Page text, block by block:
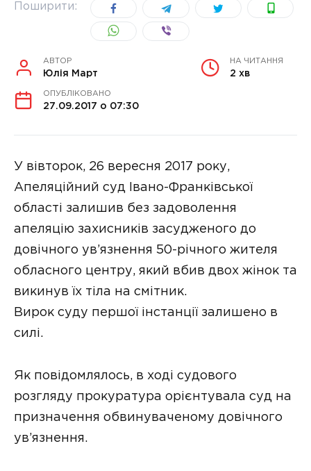
Поширити:
АВТОР
Юлія Март
НА ЧИТАННЯ
2 хв
ОПУБЛІКОВАНО
27.09.2017 о 07:30
У вівторок, 26 вересня 2017 року,
Апеляційний суд Івано-Франківської
області залишив без задоволення
апеляцію захисників засудженого до
довічного ув’язнення 50-річного жителя
обласного центру, який вбив двох жінок та
викинув їх тіла на смітник.
Вирок суду першої інстанції залишено в
силі.
Як повідомлялось, в ході судового
розгляду прокуратура орієнтувала суд на
призначення обвинуваченому довічного
ув’язнення.